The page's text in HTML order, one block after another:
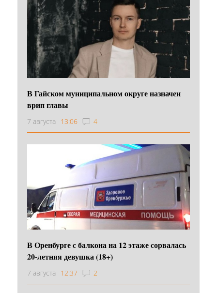
В Гайском муниципальном округе назначен
врип главы
7 августа 13:06 4
В Оренбурге с балкона на 12 этаже сорвалась
20-летняя девушка (18+)
7 августа 12:37 2